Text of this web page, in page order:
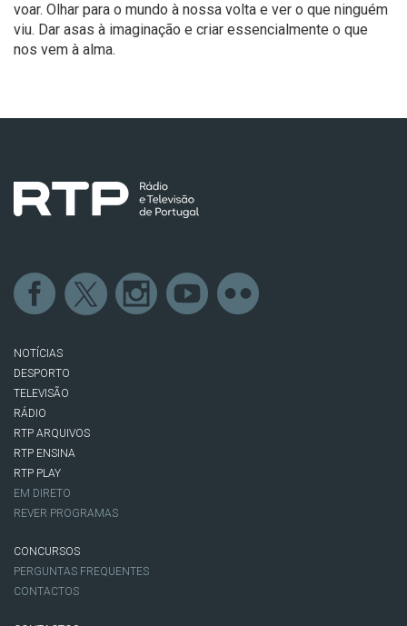
voar. Olhar para o mundo à nossa volta e ver o que ninguém
viu. Dar asas à imaginação e criar essencialmente o que
nos vem à alma.
NOTÍCIAS
DESPORTO
TELEVISÃO
RÁDIO
RTP ARQUIVOS
RTP ENSINA
RTP PLAY
EM DIRETO
REVER PROGRAMAS
CONCURSOS
PERGUNTAS FREQUENTES
CONTACTOS